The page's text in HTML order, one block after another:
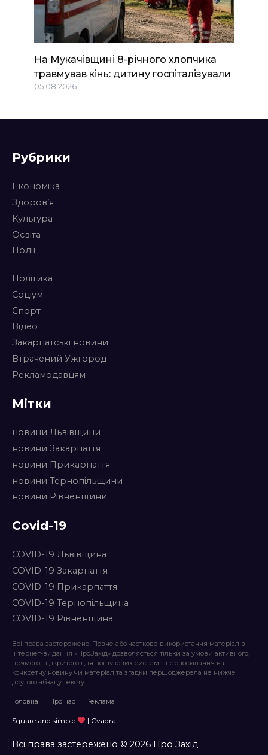
На Мукачівщині 8-річного хлопчика
травмував кінь: дитину госпіталізували
05.08.2026
Рубрики
Економіка
Здоров’я
Культура
Освіта
Події
Політика
Соціум
Спорт
Відео
Закарпатські новини
Втрачений Ужгород
Рекламодавцям
Мітки
новини Львівщини
новини Закарпаття
новини Прикарпаття
новини Тернопільщини
новини Рівненщини
Covid-19
COVID-19 Львівщина
COVID-19 Закарпаття
COVID-19 Прикарпаття
COVID-19 Тернопільщина
COVID-19 Рівненщина
Всі права застережено. Повне або часткове використання матеріалів
інтернет-видання «ПроЗахід» дозволяється тільки за умови активного,
прямого, відкритого для пошукових систем гіперпосилання на
конкретну новину чи матеріал та згадки першоджерела не нижче
другого абзацу тексту.
Головна Про нас Реклама
Square and simple | Cvadrat
Всі права застережено © 2026 Про Захід